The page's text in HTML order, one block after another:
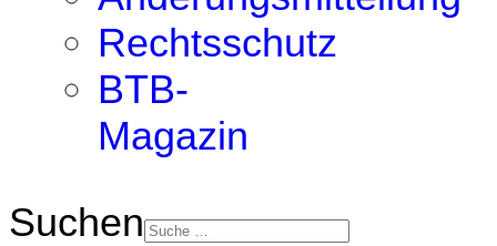
Rechtsschutz
BTB-
Magazin
Suchen